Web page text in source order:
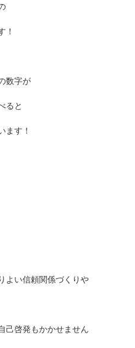
！
数字が
ると
ます！
よい信頼関係づくりや
己啓発もかかせません